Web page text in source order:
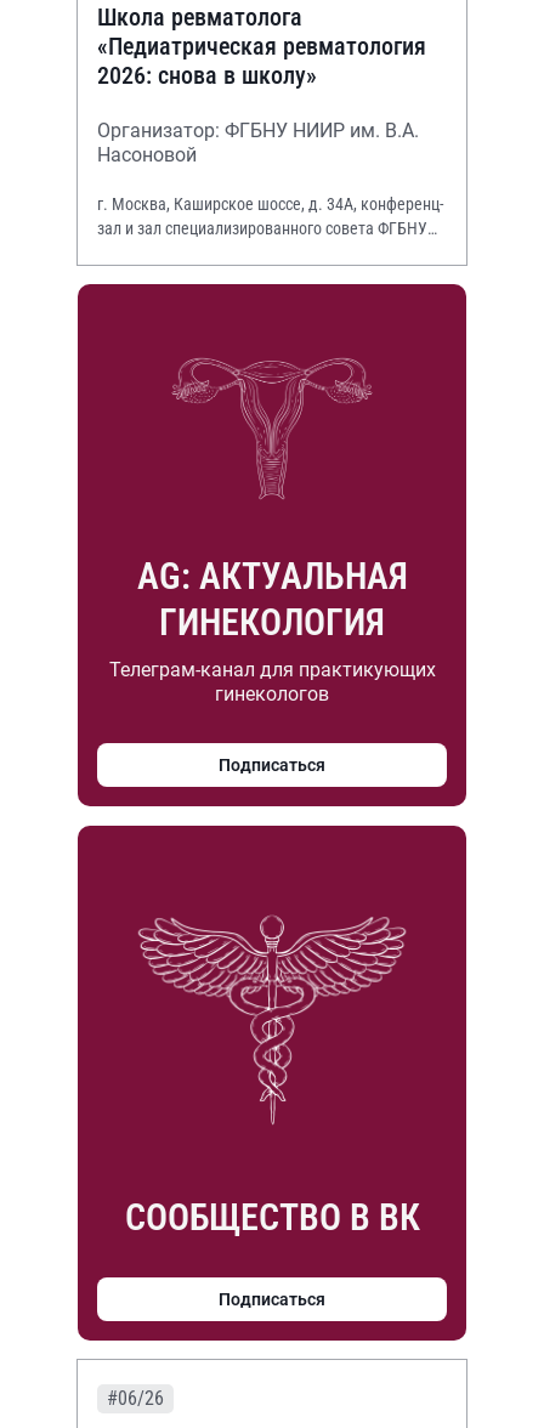
Школа ревматолога
«Педиатрическая ревматология
2026: снова в школу»
Организатор: ФГБНУ НИИР им. В.А.
Насоновой
г. Москва, Каширское шоссе, д. 34А, конференц-
зал и зал специализированного совета ФГБНУ
AG: АКТУАЛЬНАЯ
ГИНЕКОЛОГИЯ
Телеграм-канал для практикующих
гинекологов
Подписаться
СООБЩЕСТВО В ВК
Подписаться
#06/26